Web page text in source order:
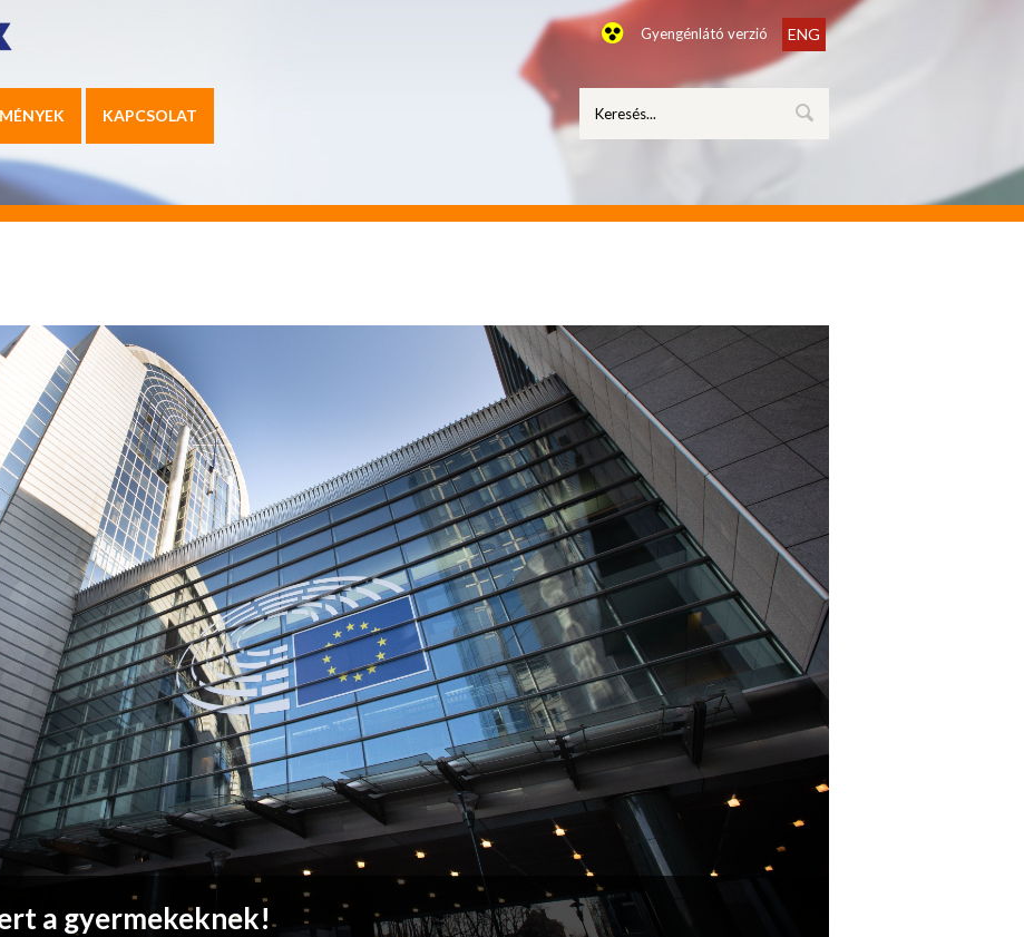
Gyengénlátó verzió ENG
KAPCSOLAT
a gyermekeknek!